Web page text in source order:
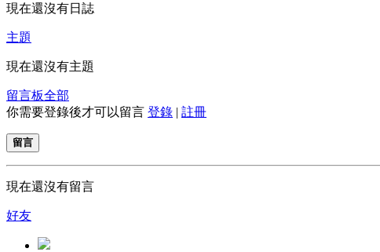
現在還沒有日誌
主題
現在還沒有主題
留言板全部
你需要登錄後才可以留言 登錄 | 註冊
留言
現在還沒有留言
好友